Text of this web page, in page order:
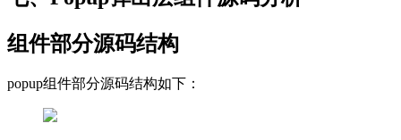
组件部分源码结构
popup组件部分源码结构如下：